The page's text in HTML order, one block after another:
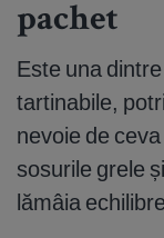
pachet
Este una
tartinabile,
nevoie de
sosurile grele
lămâia